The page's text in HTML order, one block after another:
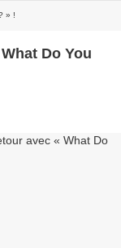
» !
Do You